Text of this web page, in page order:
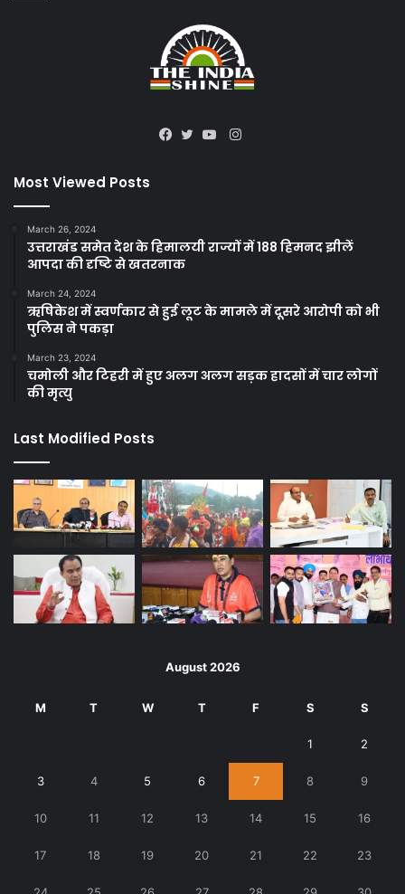
Instagram
Most Viewed Posts
March 26, 2024
उत्तराखंड समेत देश के हिमालयी राज्यों में 188 हिमनद झीलें
आपदा की दृष्टि से खतरनाक
March 24, 2024
ऋषिकेश में स्वर्णकार से हुई लूट के मामले में दूसरे आरोपी को भी
पुलिस ने पकड़ा
March 23, 2024
चमोली और टिहरी में हुए अलग अलग सड़क हादसों में चार लोगों
की मृत्यु
Last Modified Posts
August 2026
M T W T F S S
1 2
3 4 5 6 7 8 9
10 11 12 13 14 15 16
17 18 19 20 21 22 23